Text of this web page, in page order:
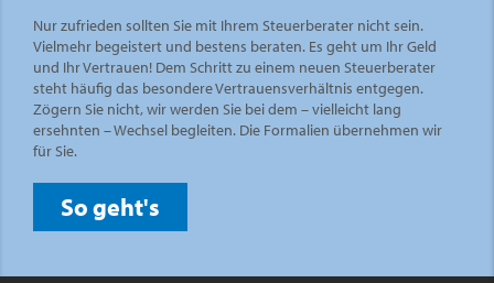
Nur zufrieden sollten Sie mit Ihrem Steuerberater nicht sein.
Vielmehr begeistert und bestens beraten. Es geht um Ihr Geld
und Ihr Vertrauen! Dem Schritt zu einem neuen Steuerberater
steht häufig das besondere Vertrauensverhältnis entgegen.
Zögern Sie nicht, wir werden Sie bei dem – vielleicht lang
ersehnten – Wechsel begleiten. Die Formalien übernehmen wir
für Sie.
So geht's